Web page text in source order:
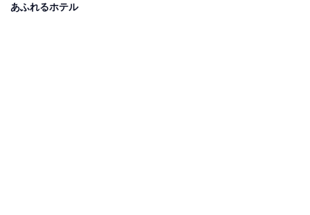
オールアバウトに還元されることがあります。
あふれるホテル